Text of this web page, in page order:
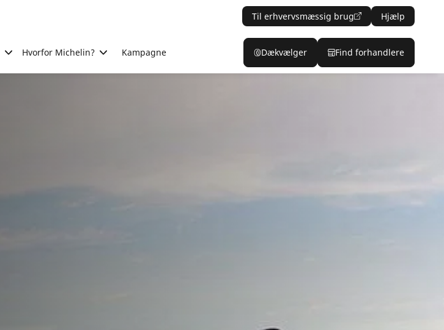
Til erhvervsmæssig brug Hjælp
Hvorfor Michelin? Kampagne Dækvælger Find forhandlere